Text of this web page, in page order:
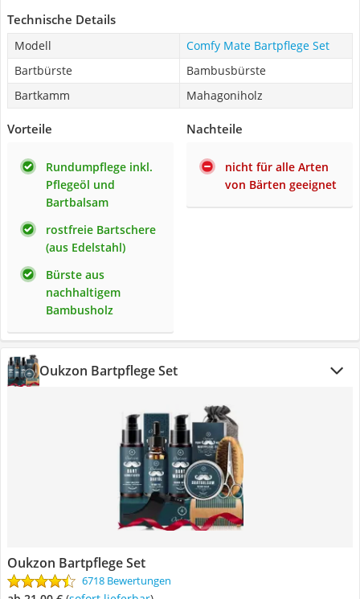
Technische Details
Modell
Comfy Mate Bartpflege Set
Bartbürste
Bambusbürste
Bartkamm
Mahagoniholz
Vorteile
Rundumpflege inkl.
Pflegeöl und
Bartbalsam
rostfreie Bartschere
(aus Edelstahl)
Bürste aus
nachhaltigem
Bambusholz
Nachteile
nicht für alle Arten
von Bärten geeignet
Oukzon Bartpflege Set
Oukzon Bartpflege Set
6718 Bewertungen